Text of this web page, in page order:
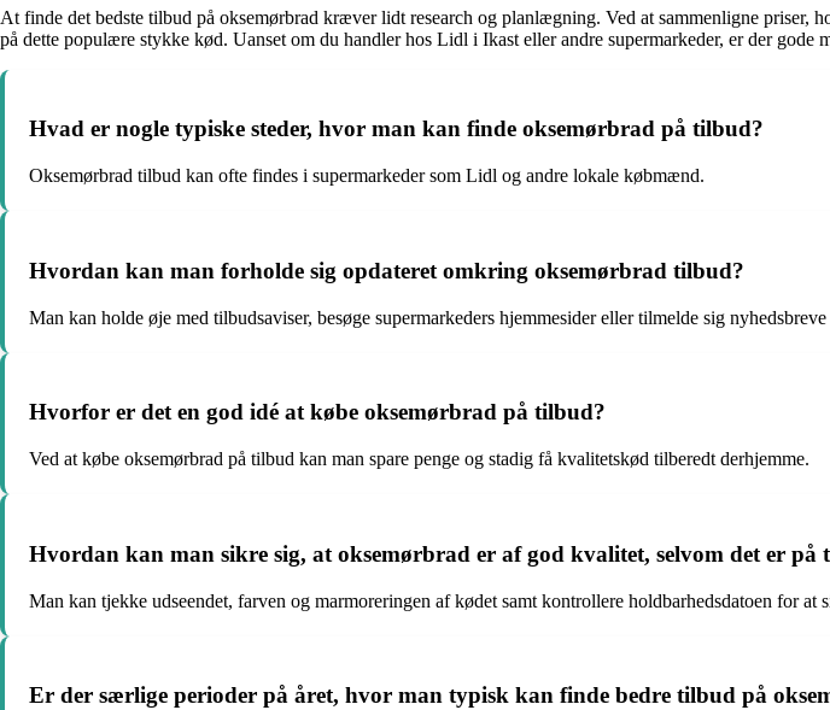
At finde det bedste tilbud på oksemørbrad kræver lidt research og planlægning. Ved at sammenligne
på dette populære stykke kød. Uanset om du handler hos Lidl i Ikast eller andre supermarkeder, er der
Hvad er nogle typiske steder, hvor man kan finde oksemørbrad på tilbud?
Oksemørbrad tilbud kan ofte findes i supermarkeder som Lidl og andre lokale købmænd.
Hvordan kan man forholde sig opdateret omkring oksemørbrad tilbud?
Man kan holde øje med tilbudsaviser, besøge supermarkeders hjemmesider eller tilmelde sig
Hvorfor er det en god idé at købe oksemørbrad på tilbud?
Ved at købe oksemørbrad på tilbud kan man spare penge og stadig få kvalitetskød tilberedt derhjemme.
Hvordan kan man sikre sig, at oksemørbrad er af god kvalitet, selvom det er på
Man kan tjekke udseendet, farven og marmoreringen af kødet samt kontrollere holdbarhedsdatoen for at
Er der særlige perioder på året, hvor man typisk kan finde bedre tilbud på